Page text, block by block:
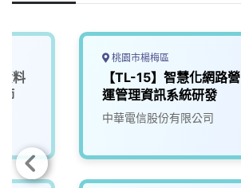
料
桃園市楊梅區
【TL-15】智慧化網路營
運管理資訊系統研發
中華電信股份有限公司